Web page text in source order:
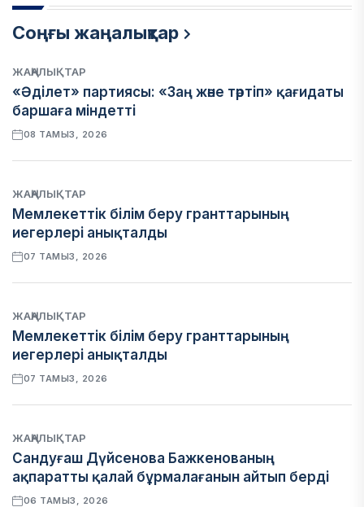
Соңғы жаңалықтар
ЖАҢАЛЫҚТАР
«Әділет» партиясы: «Заң және тәртіп» қағидаты
баршаға міндетті
08 ТАМЫЗ, 2026
ЖАҢАЛЫҚТАР
Мемлекеттік білім беру гранттарының
иегерлері анықталды
07 ТАМЫЗ, 2026
ЖАҢАЛЫҚТАР
Мемлекеттік білім беру гранттарының
иегерлері анықталды
07 ТАМЫЗ, 2026
ЖАҢАЛЫҚТАР
Сандуғаш Дүйсенова Бажкенованың
ақпаратты қалай бұрмалағанын айтып берді
06 ТАМЫЗ, 2026